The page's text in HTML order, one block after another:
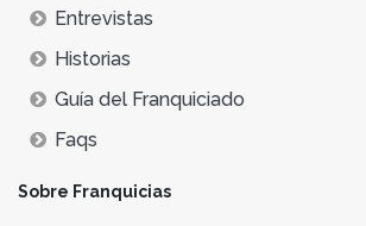
Entrevistas
Historias
Guía del Franquiciado
Faqs
Sobre Franquicias